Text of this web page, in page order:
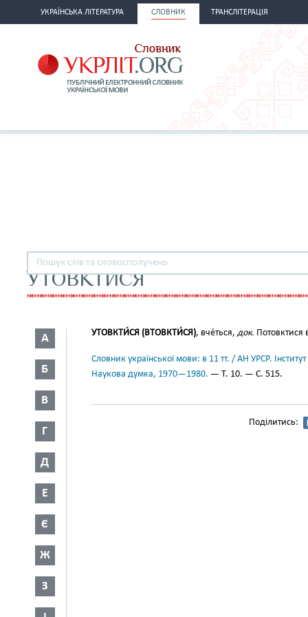
УКРАЇНСЬКА ЛІТЕРАТУРА СЛОВНИК ТРАНСЛІТЕРАЦІЯ
УТОВКТИСЯ
А
Б
В
Г
Д
Е
Є
Ж
З
УТОВКТИ́СЯ (ВТОВКТИ́СЯ), вче́ться, док. Потовктися
Словник української мови: в 11 тт. / АН УРСР.
Наукова думка, 1970—1980. — Т. 10. — С. 515.
Поділитись: